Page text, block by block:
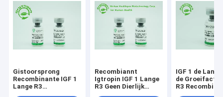
Gistoorsprong
Recombinante IGF 1
Lange R3
Recombiannt
Igtropin IGF 1 Lange
R3 Geen Dierlijk
IGF 1 de
de
R3